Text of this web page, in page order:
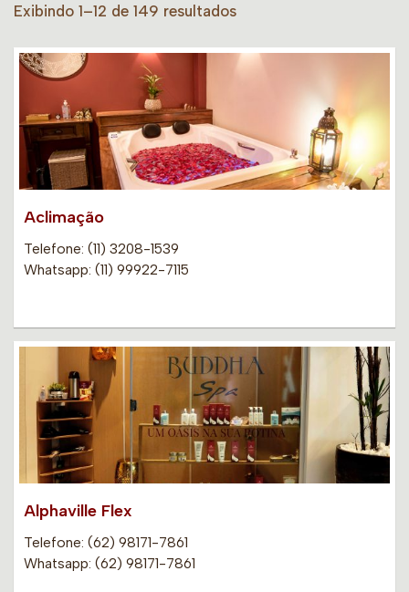
Exibindo 1–12 de 149 resultados
Aclimação
Telefone: (11) 3208-1539
Whatsapp: (11) 99922-7115
Alphaville Flex
Telefone: (62) 98171-7861
Whatsapp: (62) 98171-7861